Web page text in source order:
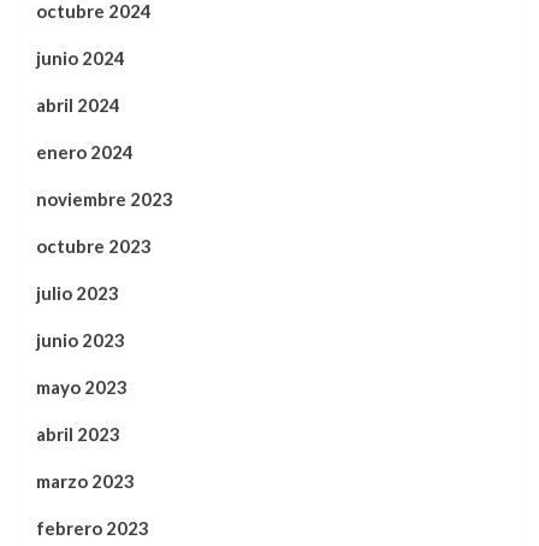
octubre 2024
junio 2024
abril 2024
enero 2024
noviembre 2023
octubre 2023
julio 2023
junio 2023
mayo 2023
abril 2023
marzo 2023
febrero 2023